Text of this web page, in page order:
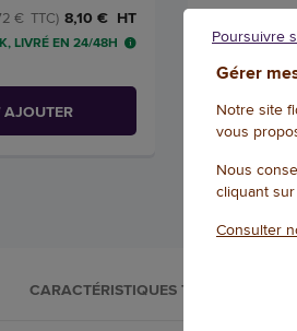
8,10 € HT
€ TTC)
LIVRÉ EN 24/48H
AJOUTER
Qté
CARACTÉRISTIQUES TECHNIQUES
Gérer
Notre site
vous
Nous
cliquant
Consulter
Poursuivre